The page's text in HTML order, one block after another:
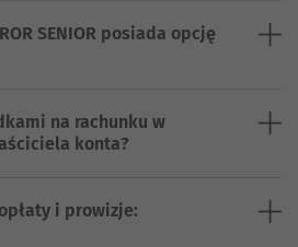
SENIOR posiada opcję
na rachunku w
konta?
i prowizje: